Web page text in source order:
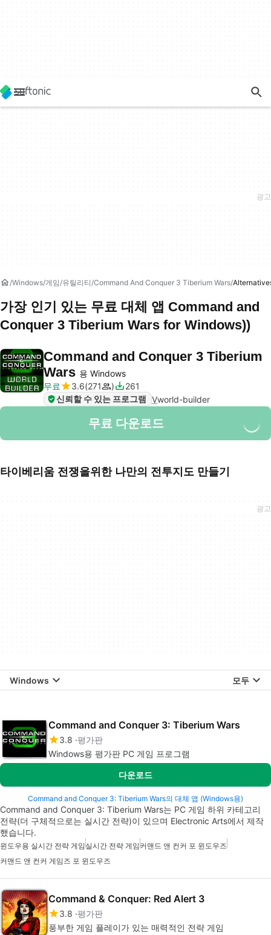
Windows 게임 유틸리티 Command And Conquer 3 Tiberium Wars
가장 인기 있는 무료 대체 앱 Command and
Conquer 3 Tiberium Wars for Windows))
Command and Conquer 3 Tiberium
Wars 용 Windows
무료
3.6 271
261
신뢰할 수 있는 프로그램 Vworld-builder
무료 다운로드
타이베리움 전쟁을위한 나만의 전투지도 만들기
Windows 모두
Command and Conquer 3: Tiberium Wars
3.8 평가판
Windows용 평가판 PC 게임 프로그램
다운로드
Command and Conquer 3: Tiberium Wars의 대체 앱 (Windows용)
Command and Conquer 3: Tiberium Wars는 PC 게임 하위 카테고리
전략(더 구체적으로는 실시간 전략)이 있으며 Electronic Arts에서 제작
했습니다.
윈도우용 실시간 전략 게임실시간 전략 게임커맨드 앤 컨커 포 윈도우즈
커맨드 앤 컨커 게임즈 포 윈도우즈
Command & Conquer: Red Alert 3
3.8 평가판
풍부한 게임 플레이가 있는 매력적인 전략 게임